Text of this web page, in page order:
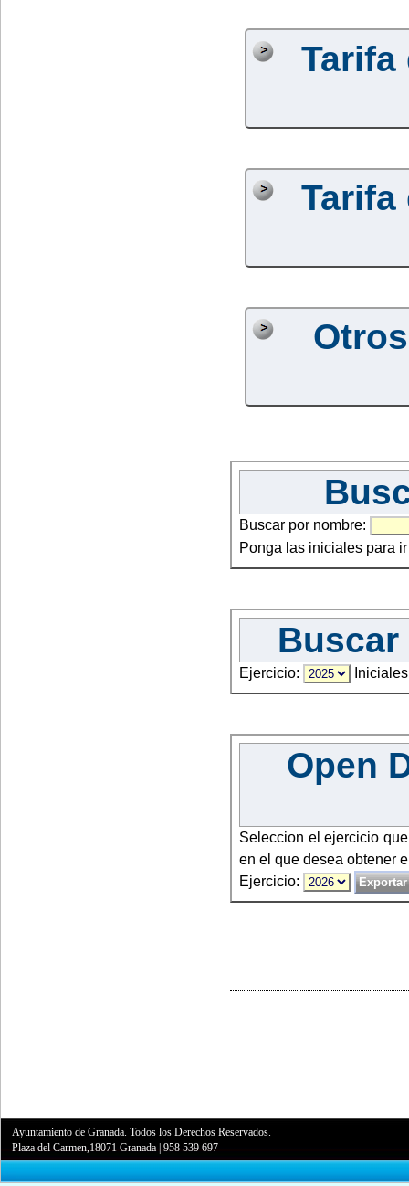
Tarifa
Tarifa
Buscar por nombre:
Ponga las iniciales para
Ejercicio:
Open
Seleccion el ejercicio
en el que desea obtener
Ejercicio:
Ayuntamiento de Granada. Todos los Derechos Reservados.
Plaza del Carmen,18071 Granada |958 539 697